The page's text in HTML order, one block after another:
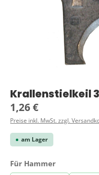
Krallenstielkeil
Regulärer Preis:
1,26 €
Preise inkl. MwSt. zzgl.
am Lager
Für Hammerauswählen